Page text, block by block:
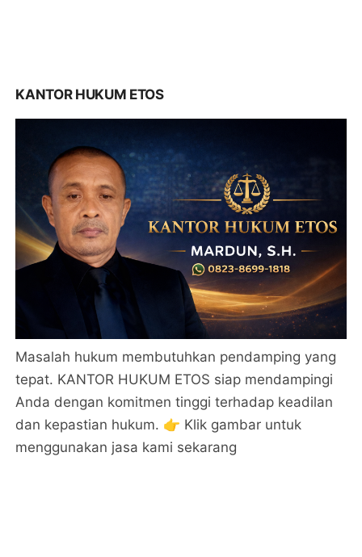
KANTOR HUKUM ETOS
Masalah hukum membutuhkan pendamping yang
tepat. KANTOR HUKUM ETOS siap mendampingi
Anda dengan komitmen tinggi terhadap keadilan
dan kepastian hukum. 👉 Klik gambar untuk
menggunakan jasa kami sekarang